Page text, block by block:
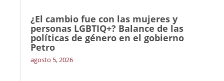
¿El cambio fue con las mujeres y
personas LGBTIQ+? Balance de las
políticas de género en el gobierno
Petro
agosto 5, 2026